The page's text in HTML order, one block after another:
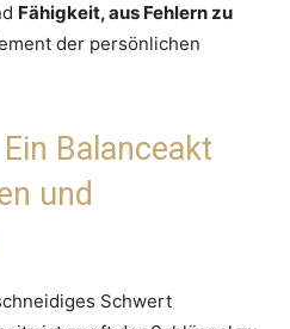
Fähigkeit, aus Fehlern zu
der persönlichen
Balanceakt
und
Schwert